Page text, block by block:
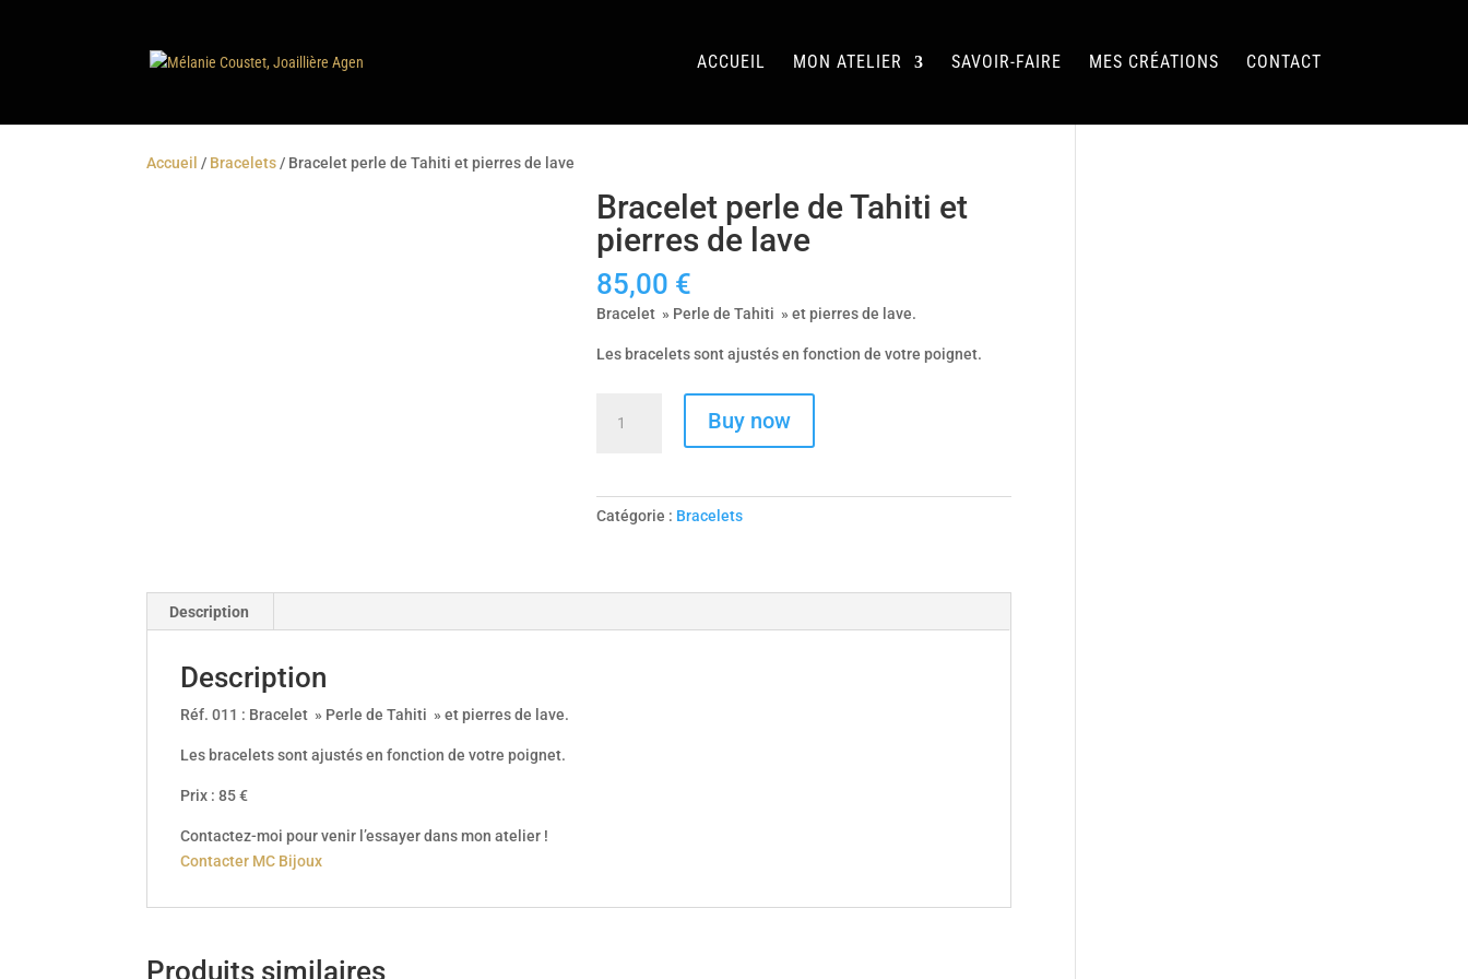
ACCUEIL MON ATELIER SAVOIR-FAIRE MES CRÉATIONS CONTACT
Accueil / Bracelets / Bracelet perle de Tahiti et pierres de lave
Bracelet perle de Tahiti et
pierres de lave
85,00 €
Bracelet » Perle de Tahiti » et pierres de lave.
Les bracelets sont ajustés en fonction de votre poignet.
Tahiti
lave
Buy now
Catégorie : Bracelets
Description
Description
Réf. 011 : Bracelet » Perle de Tahiti » et pierres de lave.
Les bracelets sont ajustés en fonction de votre poignet.
Prix : 85 €
Contactez-moi pour venir l’essayer dans mon atelier !
Contacter MC Bijoux
Produits similaires